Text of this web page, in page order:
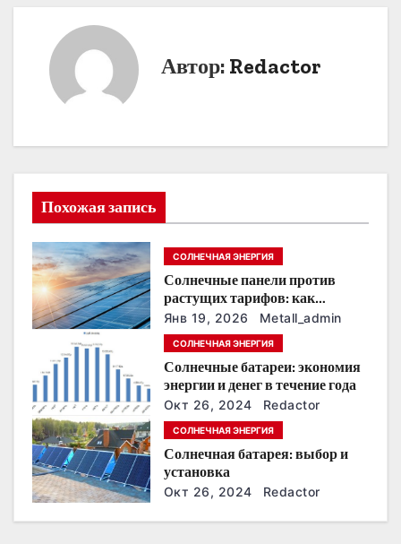
и
я
п
о
а
п
и
с
я
Автор: Redactor
Похожая запись
СОЛНЕЧНАЯ ЭНЕРГИЯ
Солнечные панели против
растущих тарифов: как
сохранить
энергонезависимость в
ближайшие годы
Янв 19, 2026 Metall_admin
СОЛНЕЧНАЯ ЭНЕРГИЯ
Солнечные батареи: экономия
энергии и денег в течение года
Окт 26, 2024 Redactor
СОЛНЕЧНАЯ ЭНЕРГИЯ
Солнечная батарея: выбор и
установка
Окт 26, 2024 Redactor